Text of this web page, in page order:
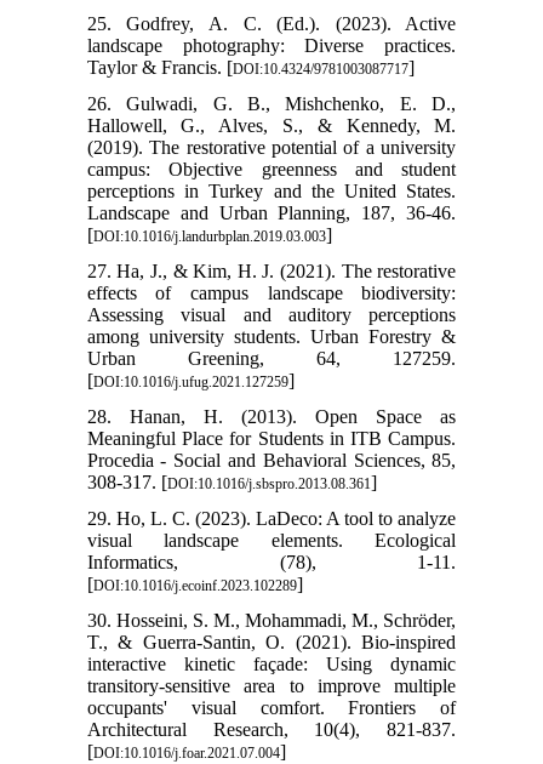
25. Godfrey, A. C. (Ed.). (2023). Active
landscape photography: Diverse practices.
Taylor & Francis. [DOI:10.4324/9781003087717]
26. Gulwadi, G. B., Mishchenko, E. D.,
Hallowell, G., Alves, S., & Kennedy, M.
(2019). The restorative potential of a university
campus: Objective greenness and student
perceptions in Turkey and the United States.
Landscape and Urban Planning, 187, 36-46.
[DOI:10.1016/j.landurbplan.2019.03.003]
27. Ha, J., & Kim, H. J. (2021). The restorative
effects of campus landscape biodiversity:
Assessing visual and auditory perceptions
among university students. Urban Forestry &
Urban Greening, 64, 127259.
[DOI:10.1016/j.ufug.2021.127259]
28. Hanan, H. (2013). Open Space as
Meaningful Place for Students in ITB Campus.
Procedia - Social and Behavioral Sciences, 85,
308-317. [DOI:10.1016/j.sbspro.2013.08.361]
29. Ho, L. C. (2023). LaDeco: A tool to analyze
visual landscape elements. Ecological
Informatics, (78), 1-11.
[DOI:10.1016/j.ecoinf.2023.102289]
30. Hosseini, S. M., Mohammadi, M., Schröder,
T., & Guerra-Santin, O. (2021). Bio-inspired
interactive kinetic façade: Using dynamic
transitory-sensitive area to improve multiple
occupants' visual comfort. Frontiers of
Architectural Research, 10(4), 821-837.
[DOI:10.1016/j.foar.2021.07.004]